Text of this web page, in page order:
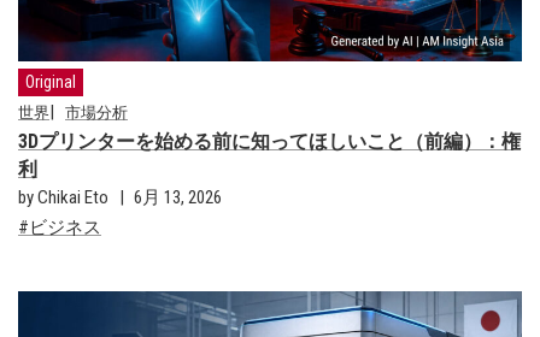
Original
世界 市場分析
3Dプリンターを始める前に知ってほしいこと（前編）：権
利
by Chikai Eto
6月 13, 2026
ビジネス